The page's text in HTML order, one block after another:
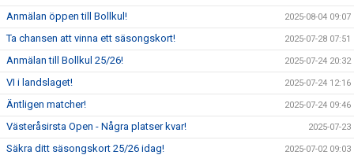
Anmälan öppen till Bollkul! 2025-08-04 09:07
Ta chansen att vinna ett säsongskort! 2025-07-28 07:51
Anmälan till Bollkul 25/26! 2025-07-24 20:32
VI i landslaget! 2025-07-24 12:16
Äntligen matcher! 2025-07-24 09:46
Västeråsirsta Open - Några platser kvar! 2025-07-23
Säkra ditt säsongskort 25/26 idag! 2025-07-02 09:03